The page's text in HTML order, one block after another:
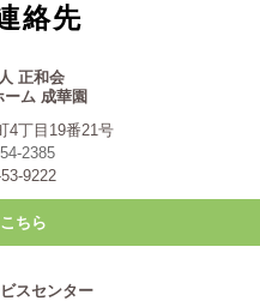
絡先
正和会
ム 成華園
4丁目19番21号
2385
9222
ちら
スセンター